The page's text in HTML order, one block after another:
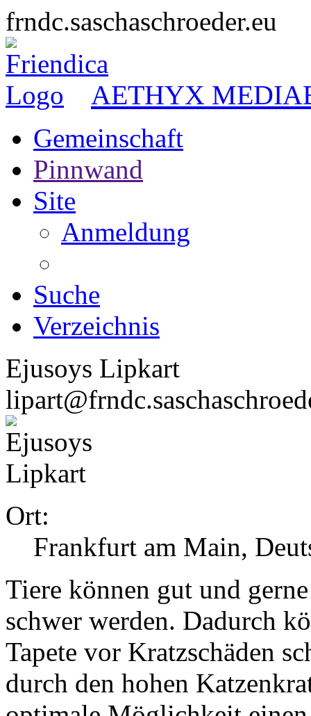
frndc.saschaschroeder.eu
AETHYX
Gemeinschaft
Pinnwand
Site
Anmeldung
Suche
Verzeichnis
Ejusoys Lipkart
Ort:
Frankfurt am Main,
Tiere können gut und
schwer werden. Dadurch
Tapete vor Kratzschäden
durch den hohen